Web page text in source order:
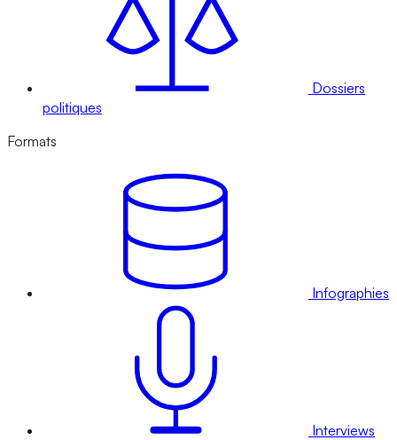
Dossiers
politiques
Formats
Infographies
Interviews